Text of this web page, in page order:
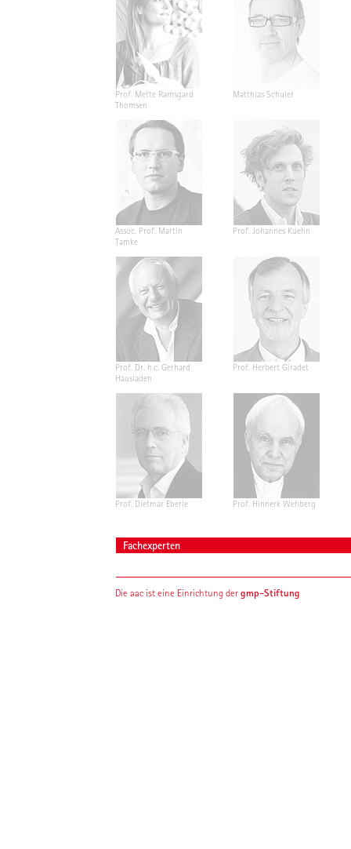
Prof. Mette Ramsgard
Thomsen
Matthias Schuler
Assoc. Prof. Martin
Tamke
Prof. Johannes Kuehn
Prof. Dr. h.c. Gerhard
Hausladen
Prof. Herbert Giradet
Prof. Dietmar Eberle Prof. Hinnerk Wehberg
Fachexperten
Die aac ist eine Einrichtung dergmp-Stiftung